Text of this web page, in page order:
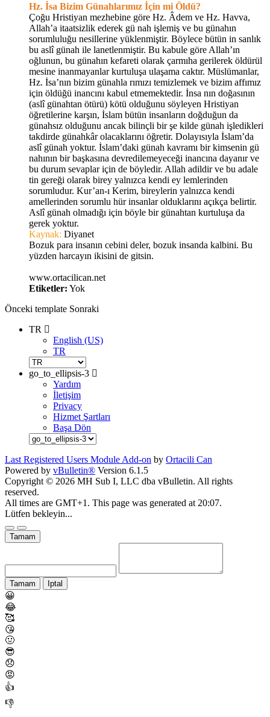
Hz. İsa Bizim Günahlarımız İçin mi Öldü?
Çoğu Hristiyan mezhebine göre Hz. Âdem ve Hz. Havva,
Allah’a itaatsizlik ederek gü nah işlemiş ve bu günahın
sorumluluğu nesillerine yüklenmiştir. Böylece bütün in sanlık
bu aslî günah ile lanetlenmiştir. Bu kabule göre Allah’ın
oğlunun, bu günahın kefareti olarak çarmıha gerilerek öldürül
mesine inanmayanlar kurtuluşa ulaşama caktır. Müslümanlar,
Hz. İsa’nın bizim günahla rımızı temizlemek ve bizim affımız
için öldüğü inancını kabul etmemektedir. İnsa nın doğasının
(aslî günahtan ötürü) kötü olduğunu söyleyen Hristiyan
öğretilerine karşın, İslam bütün insanların doğduğun da
günahsız olduğunu ancak bilinçli bir şe kilde günah işledikleri
takdirde günahkâr olacaklarını öğretir. Dolayısıyla İslam’da
aslî günah yoktur. İslam’daki günah kavramı bir kimsenin gü
nahının bir başkasına devredilemeyeceği inancına dayanır ve
bu durum sevaplar için de böyledir. Allah adildir ve bu adale
tin gereği olarak birey yalnızca kendi ey lemlerinden
sorumludur. Kur’an-ı Kerim, bireylerin yalnızca kendi
amellerinden sorumlu hür insanlar olduklarını açıkça belirtir.
Aslî günah olmadığı için böyle bir günahtan kurtuluşa da
gerek yoktur.
Kaynak: Diyanet
Bozuk para insanın cebini deler, bozuk insanda kalbini. Bu
yüzden harcayın ikisini de gitsin.
www.ortacilican.net
Etiketler: Yok
Önceki template Sonraki
TR
English (US)
TR
go_to_ellipsis-3
Yardım
İletişim
Privacy
Hizmet Şartları
Başa Dön
Last Registered Users Module Add-on by Ortacili Can
Powered by vBulletin® Version 6.1.5
Copyright © 2026 MH Sub I, LLC dba vBulletin. All rights
reserved.
All times are GMT+1. This page was generated at 20:07.
Lütfen bekleyin...
Tamam
Tamam Iptal
😀
😂
🥰
😘
🤢
😎
😞
😡
👍
👎